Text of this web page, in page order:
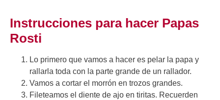
Instrucciones para hacer Papas
Rosti
Lo primero que vamos a hacer es pelar la papa y
rallarla toda con la parte grande de un rallador.
Vamos a cortar el morrón en trozos grandes.
Fileteamos el diente de ajo en tiritas. Recuerden